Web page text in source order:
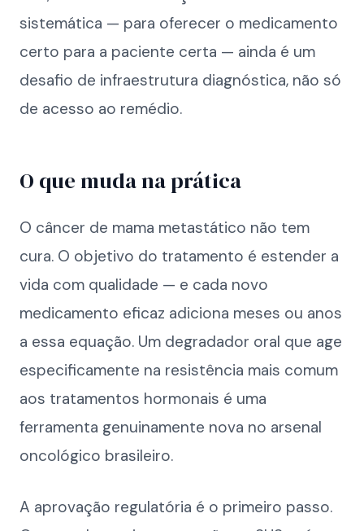
sistemática — para oferecer o medicamento
certo para a paciente certa — ainda é um
desafio de infraestrutura diagnóstica, não só
de acesso ao remédio.
O que muda na prática
O câncer de mama metastático não tem
cura. O objetivo do tratamento é estender a
vida com qualidade — e cada novo
medicamento eficaz adiciona meses ou anos
a essa equação. Um degradador oral que age
especificamente na resistência mais comum
aos tratamentos hormonais é uma
ferramenta genuinamente nova no arsenal
oncológico brasileiro.
A aprovação regulatória é o primeiro passo.